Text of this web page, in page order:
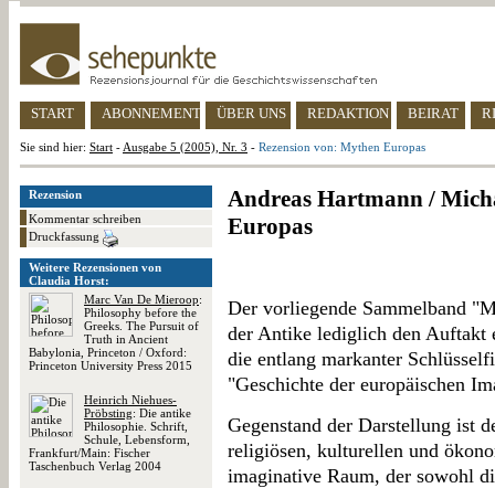
START ABONNEMENT ÜBER UNS REDAKTION BEIRAT
Sie sind hier: Start - Ausgabe 5 (2005), Nr. 3 - Rezension von: Mythen Europas
Rezension
Kommentar schreiben
Druckfassung
Weitere Rezensionen von
Claudia Horst:
Marc Van De Mieroop:
Philosophy before the
Greeks. The Pursuit of
Truth in Ancient
Babylonia, Princeton / Oxford:
Princeton University Press 2015
Heinrich Niehues-
Pröbsting: Die antike
Philosophie. Schrift,
Schule, Lebensform,
Frankfurt/Main: Fischer
Taschenbuch Verlag 2004
Andreas Hartmann /
Europas
Der vorliegende Sammelband
der Antike lediglich den Auftakt
die entlang markanter
"Geschichte der europäischen
Gegenstand der Darstellung ist
religiösen, kulturellen und
imaginative Raum, der sowohl